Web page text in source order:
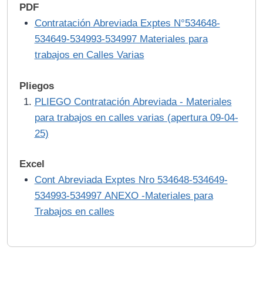
PDF
Contratación Abreviada Exptes N°534648-
534649-534993-534997 Materiales para
trabajos en Calles Varias
Pliegos
PLIEGO Contratación Abreviada - Materiales
para trabajos en calles varias (apertura 09-04-
25)
Excel
Cont Abreviada Exptes Nro 534648-534649-
534993-534997 ANEXO -Materiales para
Trabajos en calles